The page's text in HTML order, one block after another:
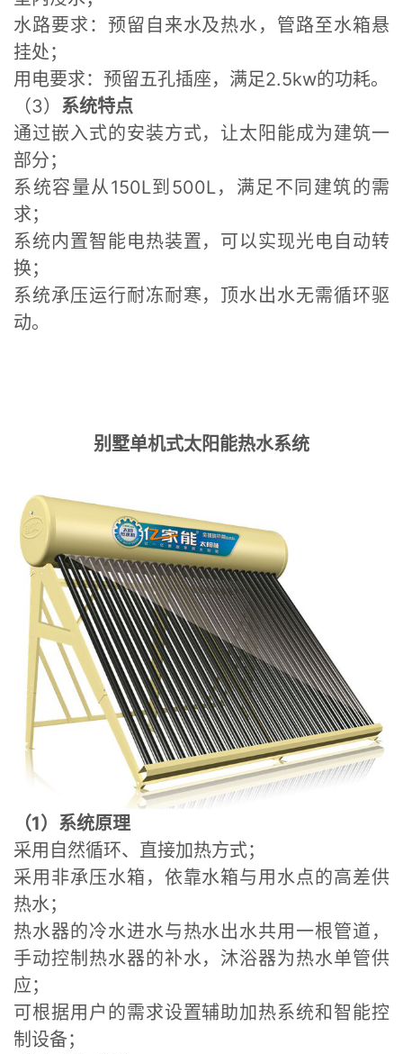
水路要求：预留自来水及热水，管路至水箱悬
挂处；
用电要求：预留五孔插座，满足2.5kw的功耗。
（3） 系统特点
通过嵌入式的安装方式，让太阳能成为建筑一
部分；
系统容量从150L到500L，满足不同建筑的需
求；
系统内置智能电热装置，可以实现光电自动转
换；
系统承压运行耐冻耐寒，顶水出水无需循环驱
动。
别墅单机式太阳能热水系统
（1）系统原理
采用自然循环、直接加热方式；
采用非承压水箱，依靠水箱与用水点的高差供
热水；
热水器的冷水进水与热水出水共用一根管道，
手动控制热水器的补水，沐浴器为热水单管供
应；
可根据用户的需求设置辅助加热系统和智能控
制设备；